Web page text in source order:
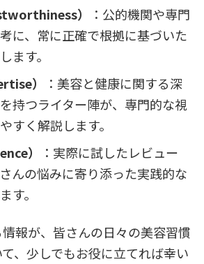
）
：公的機関や専門
に、常に正確で根拠に基づいた
ます。
）
：美容と健康に関する深
持つライター陣が、専門的な視
すく解説します。
）
：実際に試したレビュー
んの悩みに寄り添った実践的な
す。
報が、皆さんの日々の美容習慣
、少しでもお役に立てれば幸い